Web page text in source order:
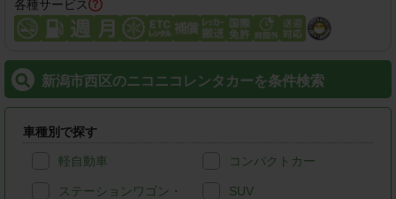
各種サービス
新潟市西区のニコニコレンタカーを条件検索
車種別で探す
軽自動車 コンパクトカー
ステーションワゴン・
SUV